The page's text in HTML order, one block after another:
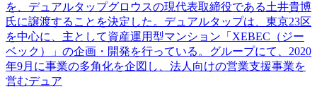
を、デュアルタップグロウスの現代表取締役である土井貴博
氏に譲渡することを決定した。デュアルタップは、東京23区
を中心に、主として資産運用型マンション「XEBEC（ジー
ベック）」の企画・開発を行っている。グループにて、2020
年9月に事業の多角化を企図し、法人向けの営業支援事業を
営むデュア